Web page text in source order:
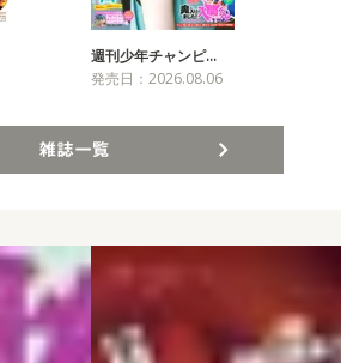
週刊少年チャンピ…
発売日：2026.08.06